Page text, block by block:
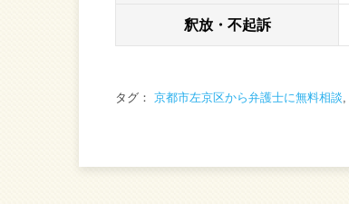
釈放・不起訴
タグ： 京都市左京区から弁護士に無料相談